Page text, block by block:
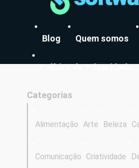
Blog Quem somos
Política de Privacidade
Categorias
Alimentação Arte Beleza
Comunicação Criatividade